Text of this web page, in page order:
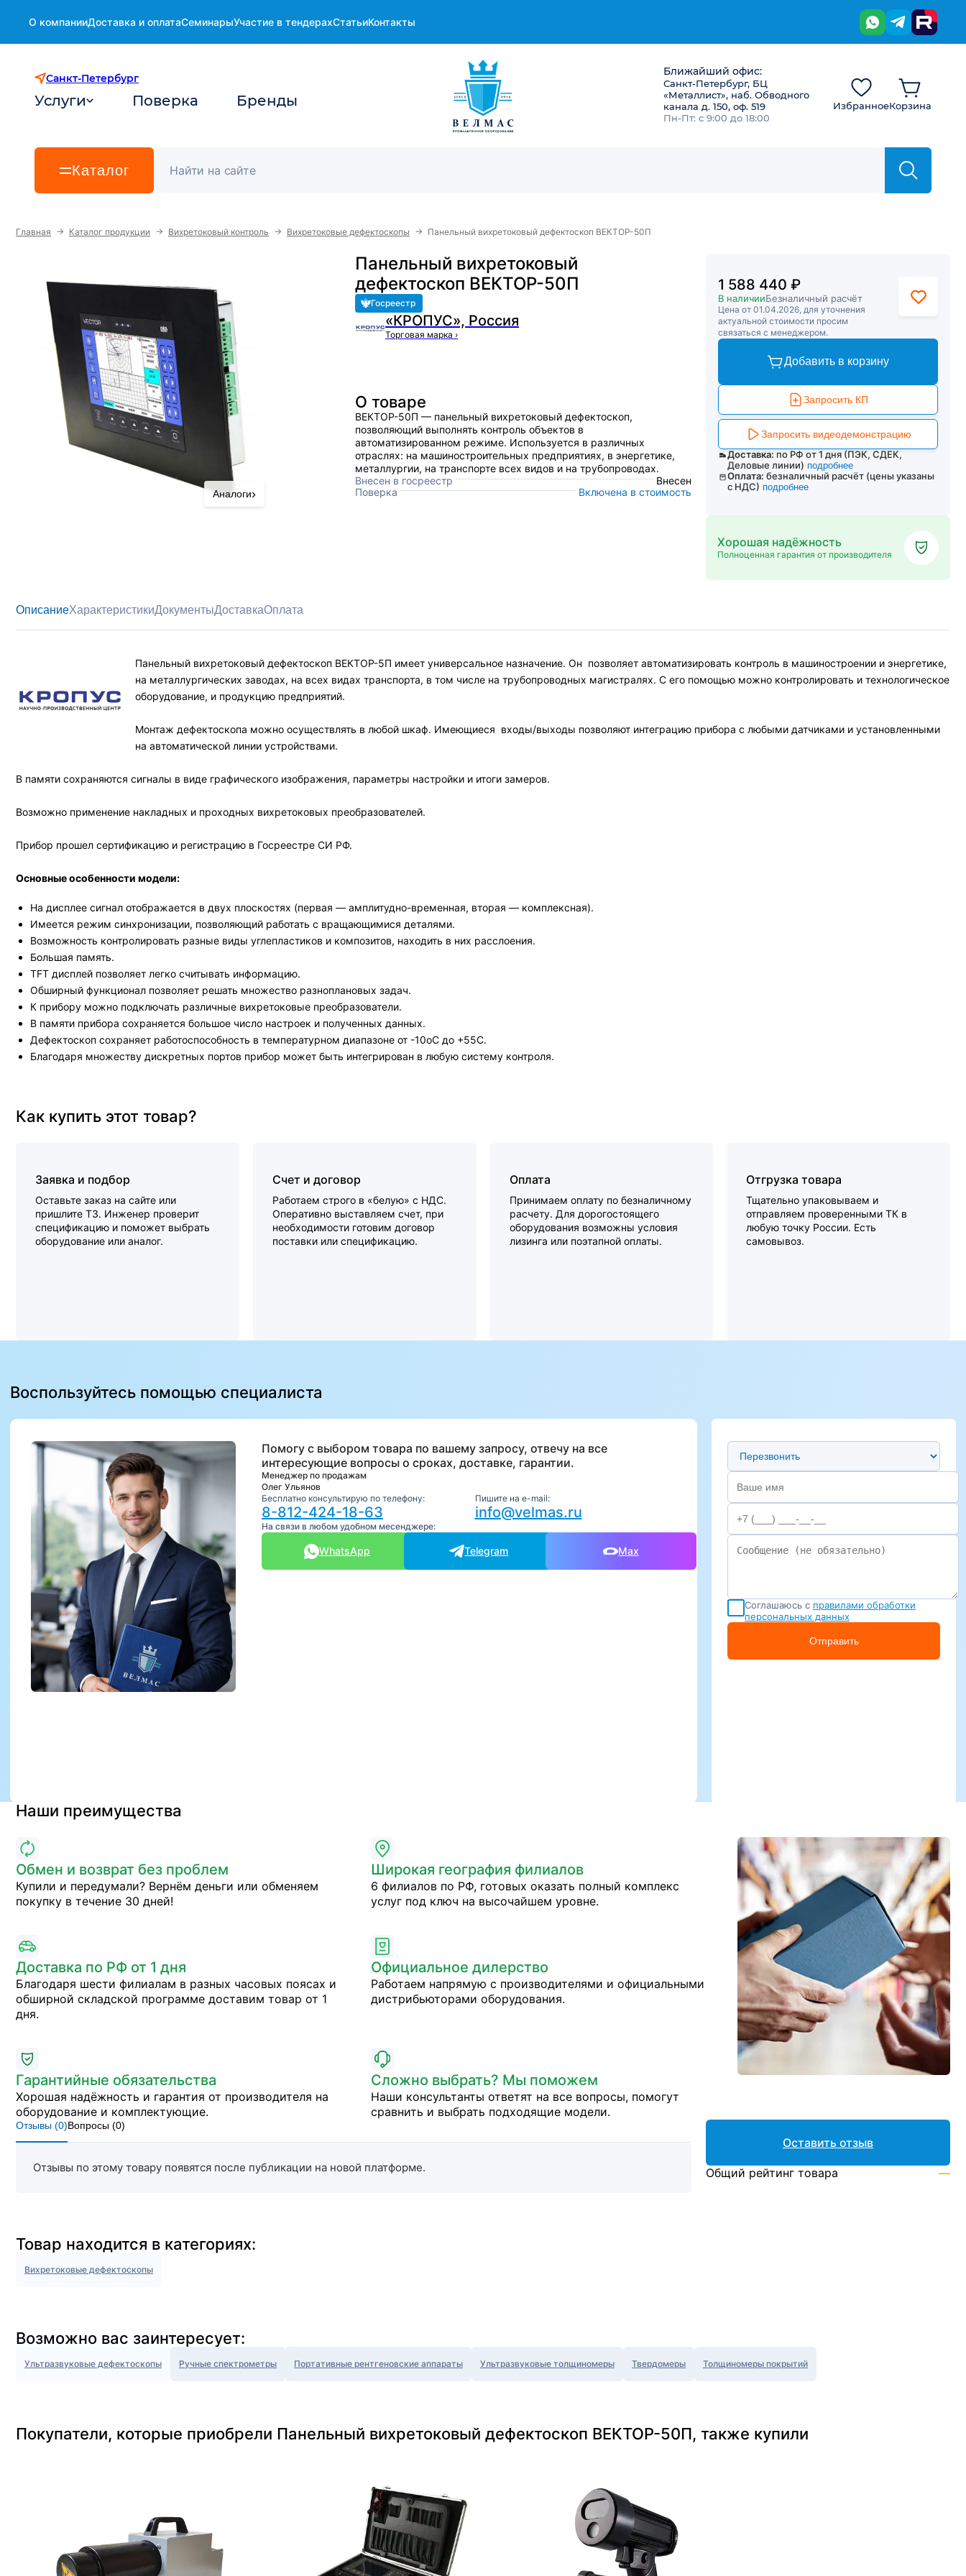
О компанииДоставка и оплатаСеминарыУчастие в тендерахСтатьиКонтакты
Санкт-Петербург
Услуги Поверка Бренды
Ближайший офис:
Санкт-Петербург, БЦ
«Металлист», наб. Обводного
канала д. 150, оф. 519
Пн-Пт: с 9:00 до 18:00
ИзбранноеКорзина
Каталог
Главная → Каталог продукции → Вихретоковый контроль → Вихретоковые дефектоскопы → Панельный вихретоковый дефектоскоп ВЕКТОР-50П
Панельный вихретоковый
дефектоскоп ВЕКТОР-50П
Госреестр
«КРОПУС», Россия
Торговая марка ›
Аналоги›
О товаре
ВЕКТОР-50П — панельный вихретоковый дефектоскоп,
позволяющий выполнять контроль объектов в
автоматизированном режиме. Используется в различных
отраслях: на машиностроительных предприятиях, в энергетике,
металлургии, на транспорте всех видов и на трубопроводах.
Внесен в госреестр
Внесен
Поверка
Включена в стоимость
1 588 440 ₽
В наличииБезналичный расчёт
Цена от 01.04.2026, для уточнения
актуальной стоимости просим
связаться с менеджером.
Добавить в корзину
Запросить КП
Запросить видеодемонстрацию
Доставка: по РФ от 1 дня (ПЭК, СДЕК,
Деловые линии) подробнее
Оплата: безналичный расчёт (цены указаны
с НДС) подробнее
Хорошая надёжность
Полноценная гарантия от производителя
ОписаниеХарактеристикиДокументыДоставкаОплата
Панельный вихретоковый дефектоскоп ВЕКТОР-5П имеет универсальное назначение. Он позволяет автоматизировать контроль в машиностроении и энергетике,
на металлургических заводах, на всех видах транспорта, в том числе на трубопроводных магистралях. С его помощью можно контролировать и технологическое
оборудование, и продукцию предприятий.
Монтаж дефектоскопа можно осуществлять в любой шкаф. Имеющиеся входы/выходы позволяют интеграцию прибора с любыми датчиками и установленными
на автоматической линии устройствами.
В памяти сохраняются сигналы в виде графического изображения, параметры настройки и итоги замеров.
Возможно применение накладных и проходных вихретоковых преобразователей.
Прибор прошел сертификацию и регистрацию в Госреестре СИ РФ.
Основные особенности модели:
На дисплее сигнал отображается в двух плоскостях (первая — амплитудно-временная, вторая — комплексная).
Имеется режим синхронизации, позволяющий работать с вращающимися деталями.
Возможность контролировать разные виды углепластиков и композитов, находить в них расслоения.
Большая память.
TFT дисплей позволяет легко считывать информацию.
Обширный функционал позволяет решать множество разноплановых задач.
К прибору можно подключать различные вихретоковые преобразователи.
В памяти прибора сохраняется большое число настроек и полученных данных.
Дефектоскоп сохраняет работоспособность в температурном диапазоне от -10oC до +55C.
Благодаря множеству дискретных портов прибор может быть интегрирован в любую систему контроля.
Как купить этот товар?
Заявка и подбор
Оставьте заказ на сайте или
пришлите ТЗ. Инженер проверит
спецификацию и поможет выбрать
оборудование или аналог.
Счет и договор
Работаем строго в «белую» с НДС.
Оперативно выставляем счет, при
необходимости готовим договор
поставки или спецификацию.
Оплата
Принимаем оплату по безналичному
расчету. Для дорогостоящего
оборудования возможны условия
лизинга или поэтапной оплаты.
Отгрузка товара
Тщательно упаковываем и
отправляем проверенными ТК в
любую точку России. Есть
самовывоз.
Воспользуйтесь помощью специалиста
Помогу с выбором товара по вашему запросу, отвечу на все
интересующие вопросы о сроках, доставке, гарантии.
Менеджер по продажам
Олег Ульянов
Бесплатно консультирую по телефону:
8-812-424-18-63
Пишите на e-mail:
info@velmas.ru
На связи в любом удобном месенджере:
WhatsApp Telegram Max
Предпочтительный способ связи
Соглашаюсь с правилами обработки
персональных данных
Отправить
Наши преимущества
Обмен и возврат без проблем
Купили и передумали? Вернём деньги или обменяем
покупку в течение 30 дней!
Широкая география филиалов
6 филиалов по РФ, готовых оказать полный комплекс
услуг под ключ на высочайшем уровне.
Доставка по РФ от 1 дня
Благодаря шести филиалам в разных часовых поясах и
обширной складской программе доставим товар от 1
дня.
Официальное дилерство
Работаем напрямую с производителями и официальными
дистрибьюторами оборудования.
Гарантийные обязательства
Хорошая надёжность и гарантия от производителя на
оборудование и комплектующие.
Сложно выбрать? Мы поможем
Наши консультанты ответят на все вопросы, помогут
сравнить и выбрать подходящие модели.
Отзывы (0)Вопросы (0)
Отзывы по этому товару появятся после публикации на новой платформе.
Оставить отзыв
Общий рейтинг товара —
Товар находится в категориях:
Вихретоковые дефектоскопы
Возможно вас заинтересует:
Ультразвуковые дефектоскопы Ручные спектрометры Портативные рентгеновские аппараты Ультразвуковые толщиномеры Твердомеры Толщиномеры покрытий
Покупатели, которые приобрели Панельный вихретоковый дефектоскоп ВЕКТОР-50П, также купили